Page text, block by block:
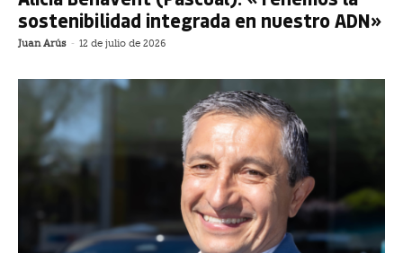
sostenibilidad integrada en nuestro ADN»
Juan Arús - 12 de julio de 2026